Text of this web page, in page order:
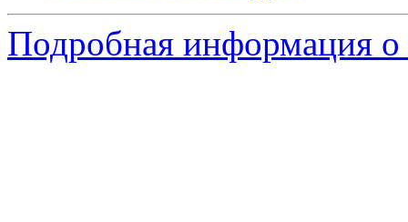
Подробная информация